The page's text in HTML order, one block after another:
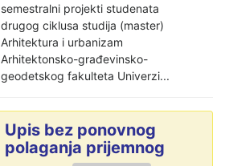
semestralni projekti studenata
drugog ciklusa studija (master)
Arhitektura i urbanizam
Arhitektonsko-građevinsko-
geodetskog fakulteta Univerzi...
Upis bez ponovnog
polaganja prijemnog